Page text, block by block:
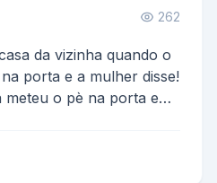
262
da vizinha quando o
porta e a mulher disse!
meteu o pè na porta e